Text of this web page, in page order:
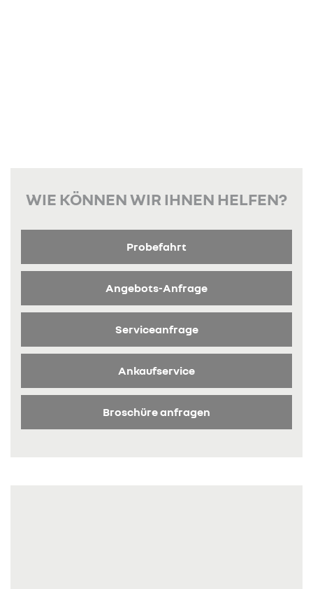
WIE KÖNNEN WIR IHNEN HELFEN?
Probefahrt
Angebots-Anfrage
Serviceanfrage
Ankaufservice
Broschüre anfragen